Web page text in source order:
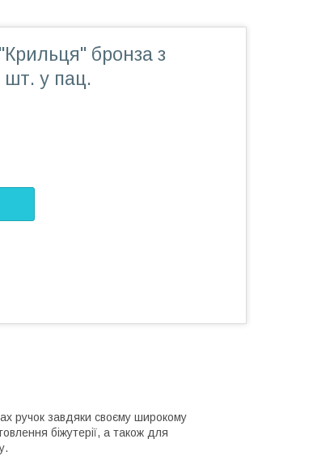
бронза з
у пац.
ручок завдяки своєму широкому
біжутерії, а також для